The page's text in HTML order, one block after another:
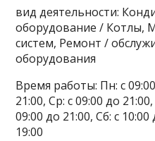
вид деятельности:
оборудование / Котлы,
систем, Ремонт /
оборудования
Время работы: Пн: с
21:00, Ср: с 09:00 до
09:00 до 21:00, Сб: с
19:00